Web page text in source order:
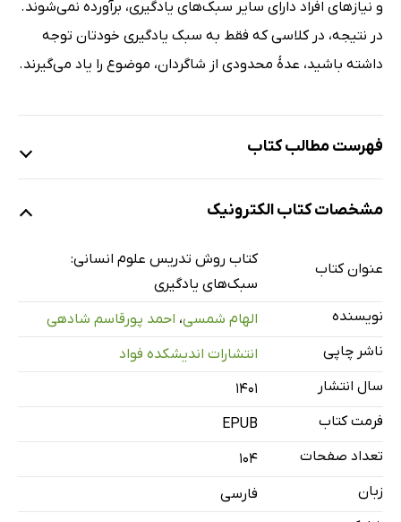
و نیازهای افراد دارای سایر سبک‌های یادگیری، برآورده نمی‌شوند.
در نتیجه، در کلاسی که فقط به سبک یادگیری خودتان توجه
داشته باشید، عدۀ محدودی از شاگردان، موضوع را یاد می‌گیرند.
فهرست مطالب کتاب
مقدمه‌ی سرپرست گروه
بخش اول: سبک یادگیری چیست؟
تمرین
تمرین
بخش سوم: انواع سبک‌های یادگیری
3-1- مغز چگونه کار می‌کند؟
3-2- سبک یادگیری دیداری
مشخصات کتاب الکترونیک
عنوان کتاب
کتاب روش تدریس علوم انسانی:
سبک‌های یادگیری
نویسنده
الهام شمسی، احمد پورقاسم شادهی
ناشر چاپی
انتشارات اندیشکده فواد
سال انتشار
۱۴۰۱
فرمت کتاب
EPUB
تعداد صفحات
104
زبان
فارسی